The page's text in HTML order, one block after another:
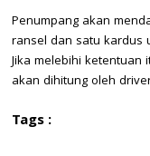
Penumpang akan
ransel dan satu kardus
Jika melebihi ketentuan
akan dihitung oleh
Tags :